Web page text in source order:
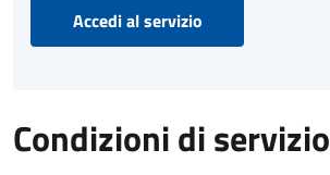
Accedi al servizio
Condizioni di servizio